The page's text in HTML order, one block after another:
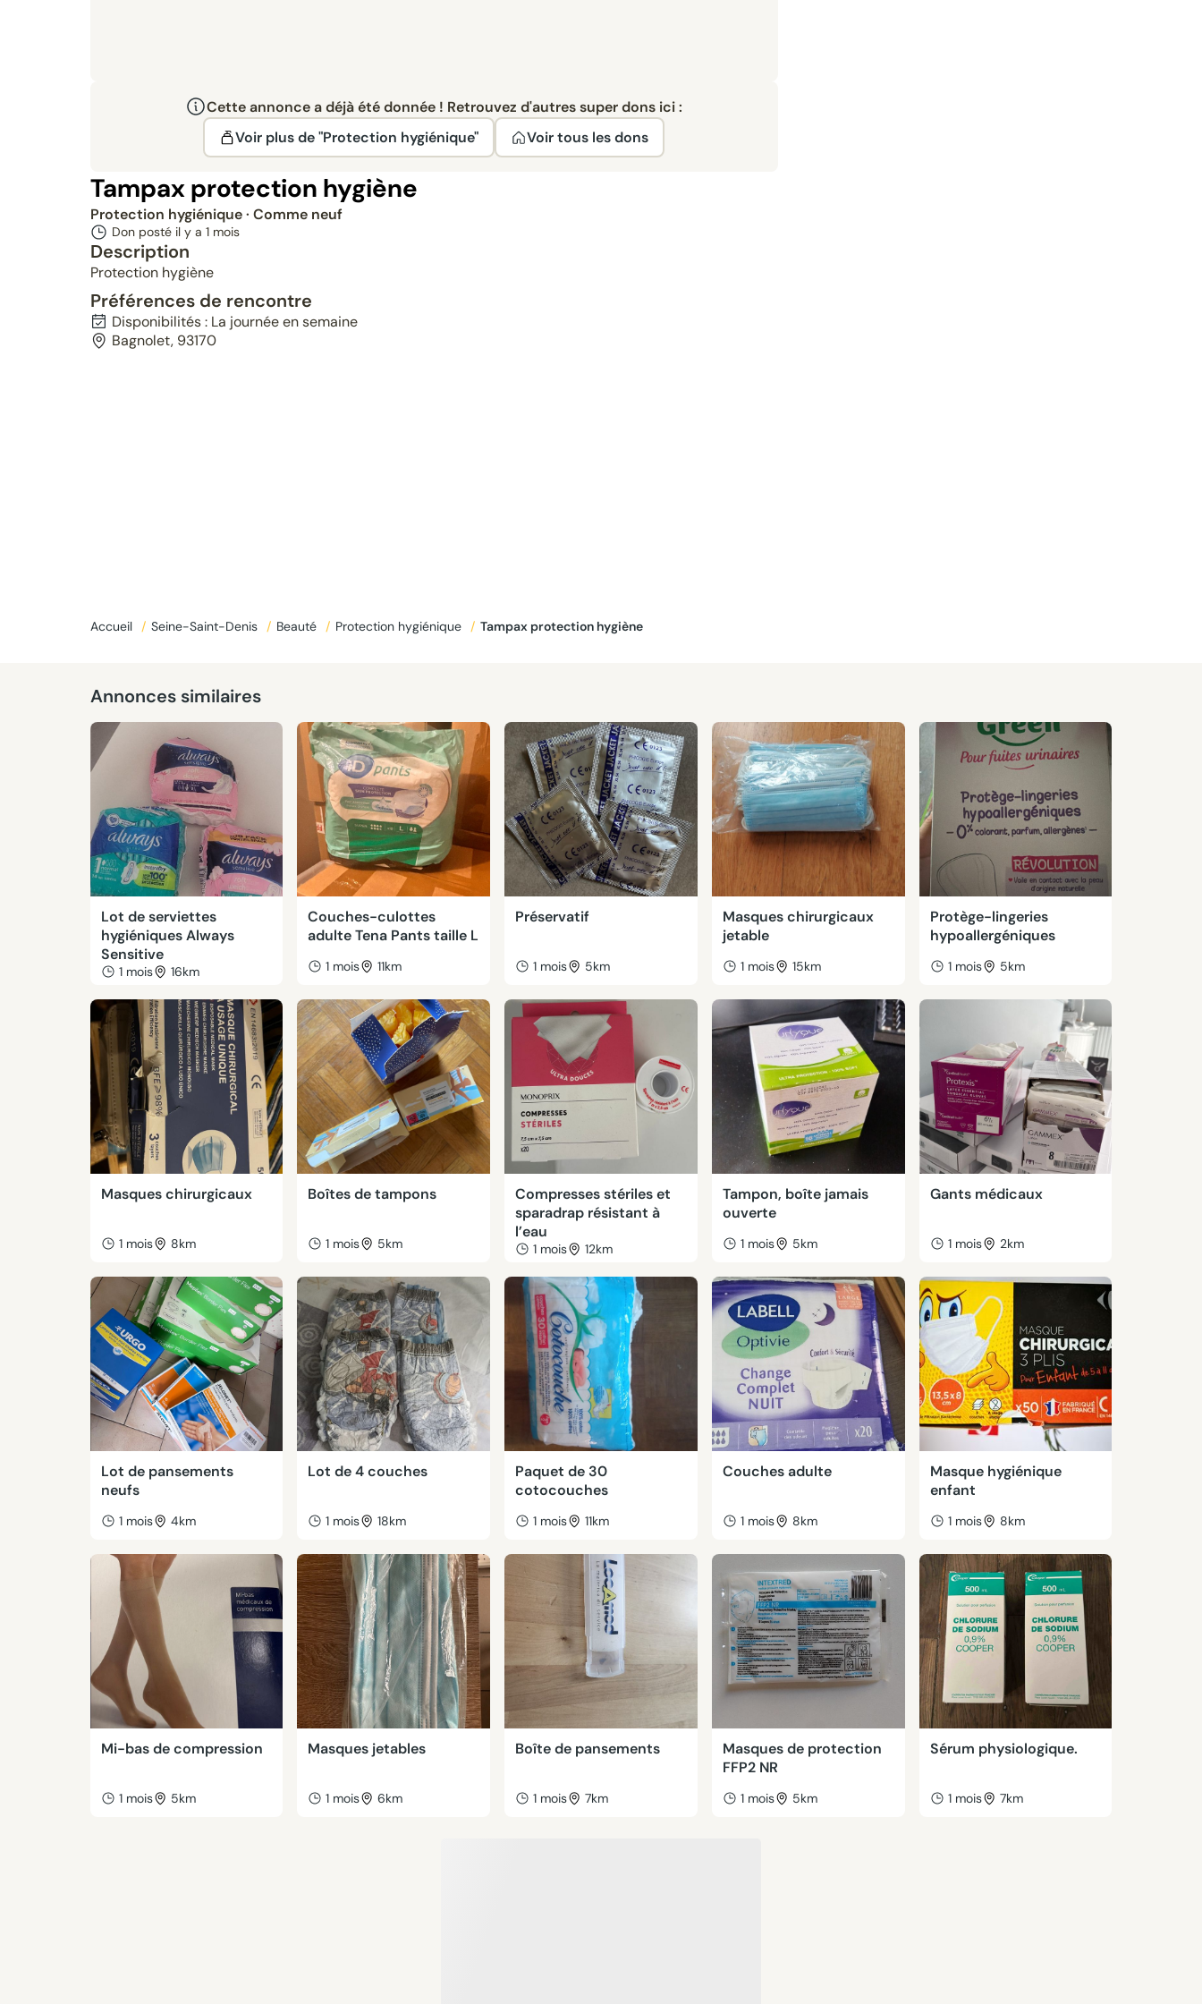
Cette annonce a déjà été donnée ! Retrouvez d'autres super dons ici :
Voir plus de "Protection hygiénique"
Voir tous les dons
Tampax protection hygiène
Protection hygiénique· Comme neuf
Don posté il y a 1 mois
Description
Protection hygiène
Préférences de rencontre
Disponibilités : La journée en semaine
Bagnolet, 93170
Accueil / Seine-Saint-Denis / Beauté / Protection hygiénique / Tampax protection hygiène
Annonces similaires
Lot de serviettes
hygiéniques Always
Sensitive
1 mois 16km
Couches-culottes
adulte Tena Pants taille L
1 mois 11km
Préservatif
1 mois 5km
Masques chirurgicaux
jetable
1 mois 15km
Protège-lingeries
hypoallergéniques
1 mois 5km
Masques chirurgicaux
1 mois 8km
Boîtes de tampons
1 mois 5km
Compresses stériles et
sparadrap résistant à
l’eau
1 mois 12km
Tampon, boîte jamais
ouverte
1 mois 5km
Gants médicaux
1 mois 2km
Lot de pansements
neufs
1 mois 4km
Lot de 4 couches
1 mois 18km
Paquet de 30
cotocouches
1 mois 11km
Couches adulte
1 mois 8km
Masque hygiénique
enfant
1 mois 8km
Mi-bas de compression
1 mois 5km
Masques jetables
1 mois 6km
Boîte de pansements
1 mois 7km
Masques de protection
FFP2 NR
1 mois 5km
Sérum physiologique.
1 mois 7km